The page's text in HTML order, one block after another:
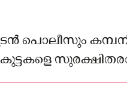
പൊലീസും